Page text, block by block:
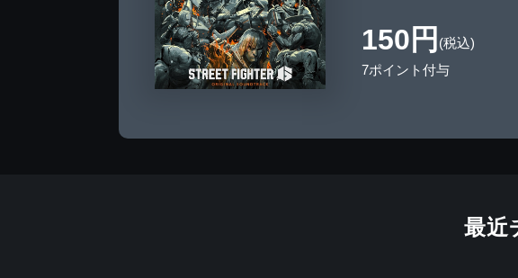
150円 (税込)
7ポイント付与
最近